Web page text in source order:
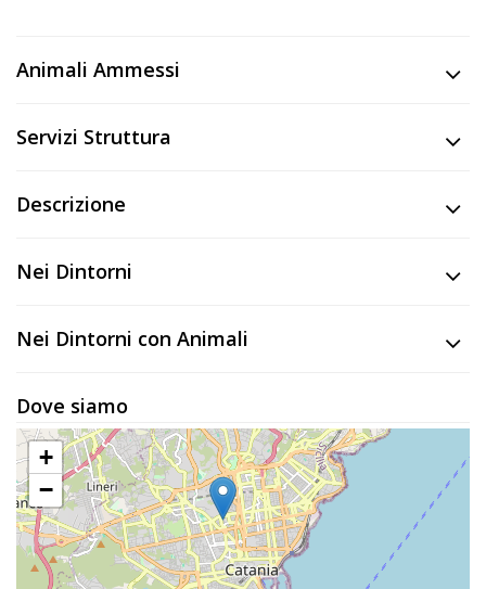
Tutorial
Lavora
Noi
Inserisci
Attività
Accedi
Registrati
Animali Ammessi
Servizi Struttura
Descrizione
Nei Dintorni
Nei Dintorni con Animali
Dove siamo
+
−